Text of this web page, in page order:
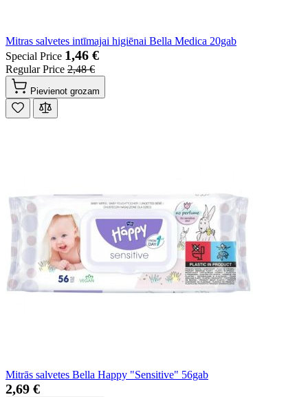
Mitras salvetes intīmajai higiēnai Bella Medica 20gab
Special Price 1,46 €
Regular Price 2,48 €
Pievienot grozam
Mitrās salvetes Bella Happy "Sensitive" 56gab
2,69 €